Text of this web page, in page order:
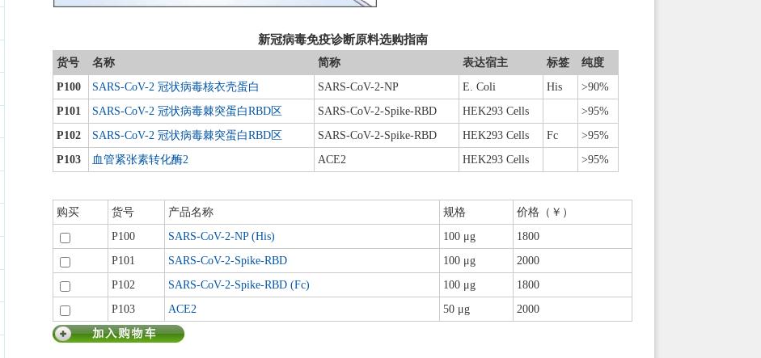
新冠病毒免疫诊断原料选购指南
货号 名称 简称 表达宿主 标签
纯度
P100
SARS-CoV-2 冠状病毒核衣壳蛋白 SARS-CoV-2-NP E. Coli His
>90%
P101
SARS-CoV-2 冠状病毒棘突蛋白RBD区 SARS-CoV-2-Spike-RBD HEK293 Cells
>95%
P102
SARS-CoV-2 冠状病毒棘突蛋白RBD区 SARS-CoV-2-Spike-RBD HEK293 Cells Fc
>95%
P103
血管紧张素转化酶2 ACE2 HEK293 Cells >95%
购买 货号 产品名称 规格
价格（￥）
P100
SARS-CoV-2-NP (His) 100 μg
1800
P101
SARS-CoV-2-Spike-RBD 100 μg
2000
P102
SARS-CoV-2-Spike-RBD (Fc) 100 μg
1800
P103
ACE2 50 μg 2000